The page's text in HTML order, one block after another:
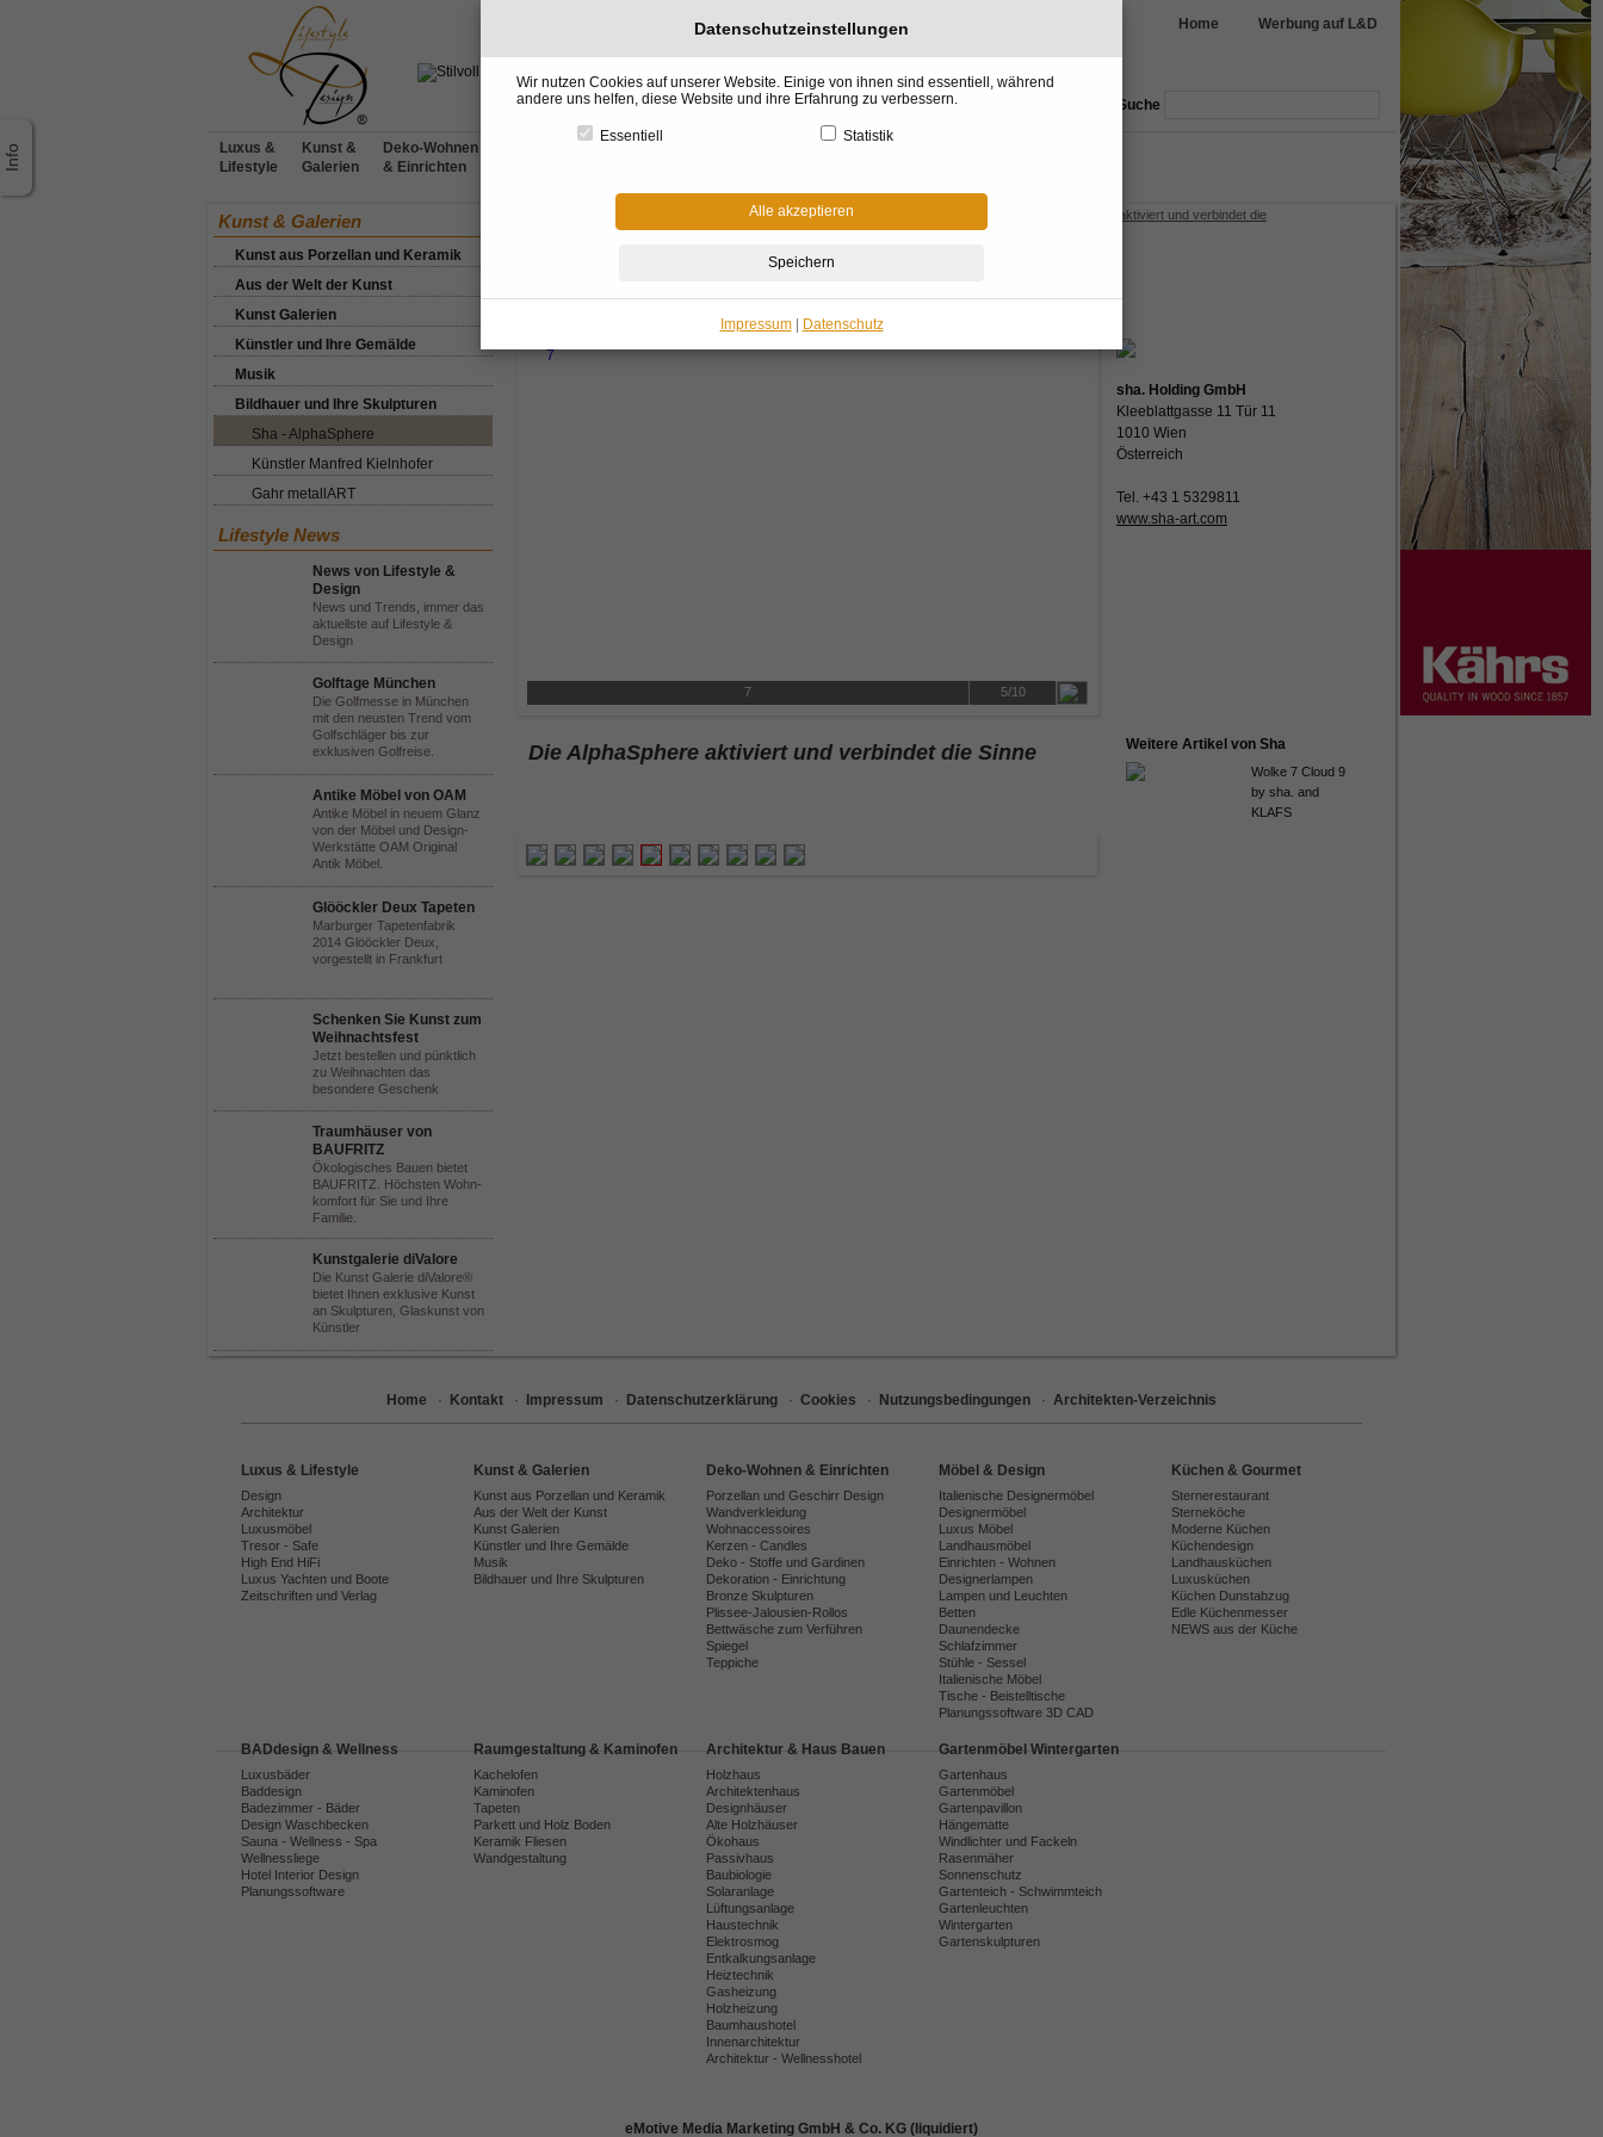
Home Werbung auf L&D
Suche
Luxus &
Lifestyle
Kunst &
Galerien
Deko-Wohnen
& Einrichten
Kunst & Galerien
Kunst aus Porzellan und Keramik
Aus der Welt der Kunst
Kunst Galerien
Künstler und Ihre Gemälde
Musik
Bildhauer und Ihre Skulpturen
Sha - AlphaSphere
Künstler Manfred Kielnhofer
Gahr metallART
Lifestyle News
News von Lifestyle &
Design
News und Trends, immer das
aktuellste auf Lifestyle &
Design
Golftage München
Die Golfmesse in München
mit den neusten Trend vom
Golfschläger bis zur
exklusiven Golfreise.
Antike Möbel von OAM
Antike Möbel in neuem Glanz
von der Möbel und Design-
Werkstätte OAM Original
Antik Möbel.
Glööckler Deux Tapeten
Marburger Tapetenfabrik
2014 Glööckler Deux,
vorgestellt in Frankfurt
Schenken Sie Kunst zum
Weihnachtsfest
Jetzt bestellen und pünktlich
zu Weihnachten das
besondere Geschenk
Traumhäuser von
BAUFRITZ
Ökologisches Bauen bietet
BAUFRITZ. Höchsten Wohn-
komfort für Sie und Ihre
Familie.
Kunstgalerie diValore
Die Kunst Galerie diValore®
bietet Ihnen exklusive Kunst
an Skulpturen, Glaskunst von
Künstler
Bildhauer und Ihre Skulpturen
Die AlphaSphere aktiviert und verbindet die
7 5/10
Die AlphaSphere aktiviert und verbindet die Sinne
sha. Holding GmbH
Kleeblattgasse 11 Tür 11
1010 Wien
Österreich
Tel. +43 1 5329811
www.sha-art.com
Weitere Artikel von Sha
Wolke 7 Cloud 9
by sha. and
KLAFS
Home · Kontakt · Impressum · Datenschutzerklärung · Cookies · Nutzungsbedingungen · Architekten-Verzeichnis
Luxus & Lifestyle
Design
Architektur
Luxusmöbel
Tresor - Safe
High End HiFi
Luxus Yachten und Boote
Zeitschriften und Verlag
Kunst & Galerien
Kunst aus Porzellan und Keramik
Aus der Welt der Kunst
Kunst Galerien
Künstler und Ihre Gemälde
Musik
Bildhauer und Ihre Skulpturen
Deko-Wohnen & Einrichten
Porzellan und Geschirr Design
Wandverkleidung
Wohnaccessoires
Kerzen - Candles
Deko - Stoffe und Gardinen
Dekoration - Einrichtung
Bronze Skulpturen
Plissee-Jalousien-Rollos
Bettwäsche zum Verführen
Spiegel
Teppiche
Möbel & Design
Italienische Designermöbel
Designermöbel
Luxus Möbel
Landhausmöbel
Einrichten - Wohnen
Designerlampen
Lampen und Leuchten
Betten
Daunendecke
Schlafzimmer
Stühle - Sessel
Italienische Möbel
Tische - Beistelltische
Planungssoftware 3D CAD
Küchen & Gourmet
Sternerestaurant
Sterneköche
Moderne Küchen
Küchendesign
Landhausküchen
Luxusküchen
Küchen Dunstabzug
Edle Küchenmesser
NEWS aus der Küche
BADdesign & Wellness
Luxusbäder
Baddesign
Badezimmer - Bäder
Design Waschbecken
Sauna - Wellness - Spa
Wellnessliege
Hotel Interior Design
Planungssoftware
Raumgestaltung & Kaminofen
Kachelofen
Kaminofen
Tapeten
Parkett und Holz Boden
Keramik Fliesen
Wandgestaltung
Architektur & Haus Bauen
Holzhaus
Architektenhaus
Designhäuser
Alte Holzhäuser
Ökohaus
Passivhaus
Baubiologie
Solaranlage
Lüftungsanlage
Haustechnik
Elektrosmog
Entkalkungsanlage
Heiztechnik
Gasheizung
Holzheizung
Baumhaushotel
Innenarchitektur
Architektur - Wellnesshotel
Gartenmöbel Wintergarten
Gartenhaus
Gartenmöbel
Gartenpavillon
Hängematte
Windlichter und Fackeln
Rasenmäher
Sonnenschutz
Gartenteich - Schwimmteich
Gartenleuchten
Wintergarten
Gartenskulpturen
eMotive Media Marketing GmbH & Co. KG (liquidiert)
Datenschutzeinstellungen
Wir nutzen Cookies auf unserer Website. Einige von ihnen sind essentiell, während
andere uns helfen, diese Website und ihre Erfahrung zu verbessern.
Essentiell Statistik
Alle akzeptieren
Impressum| Datenschutz